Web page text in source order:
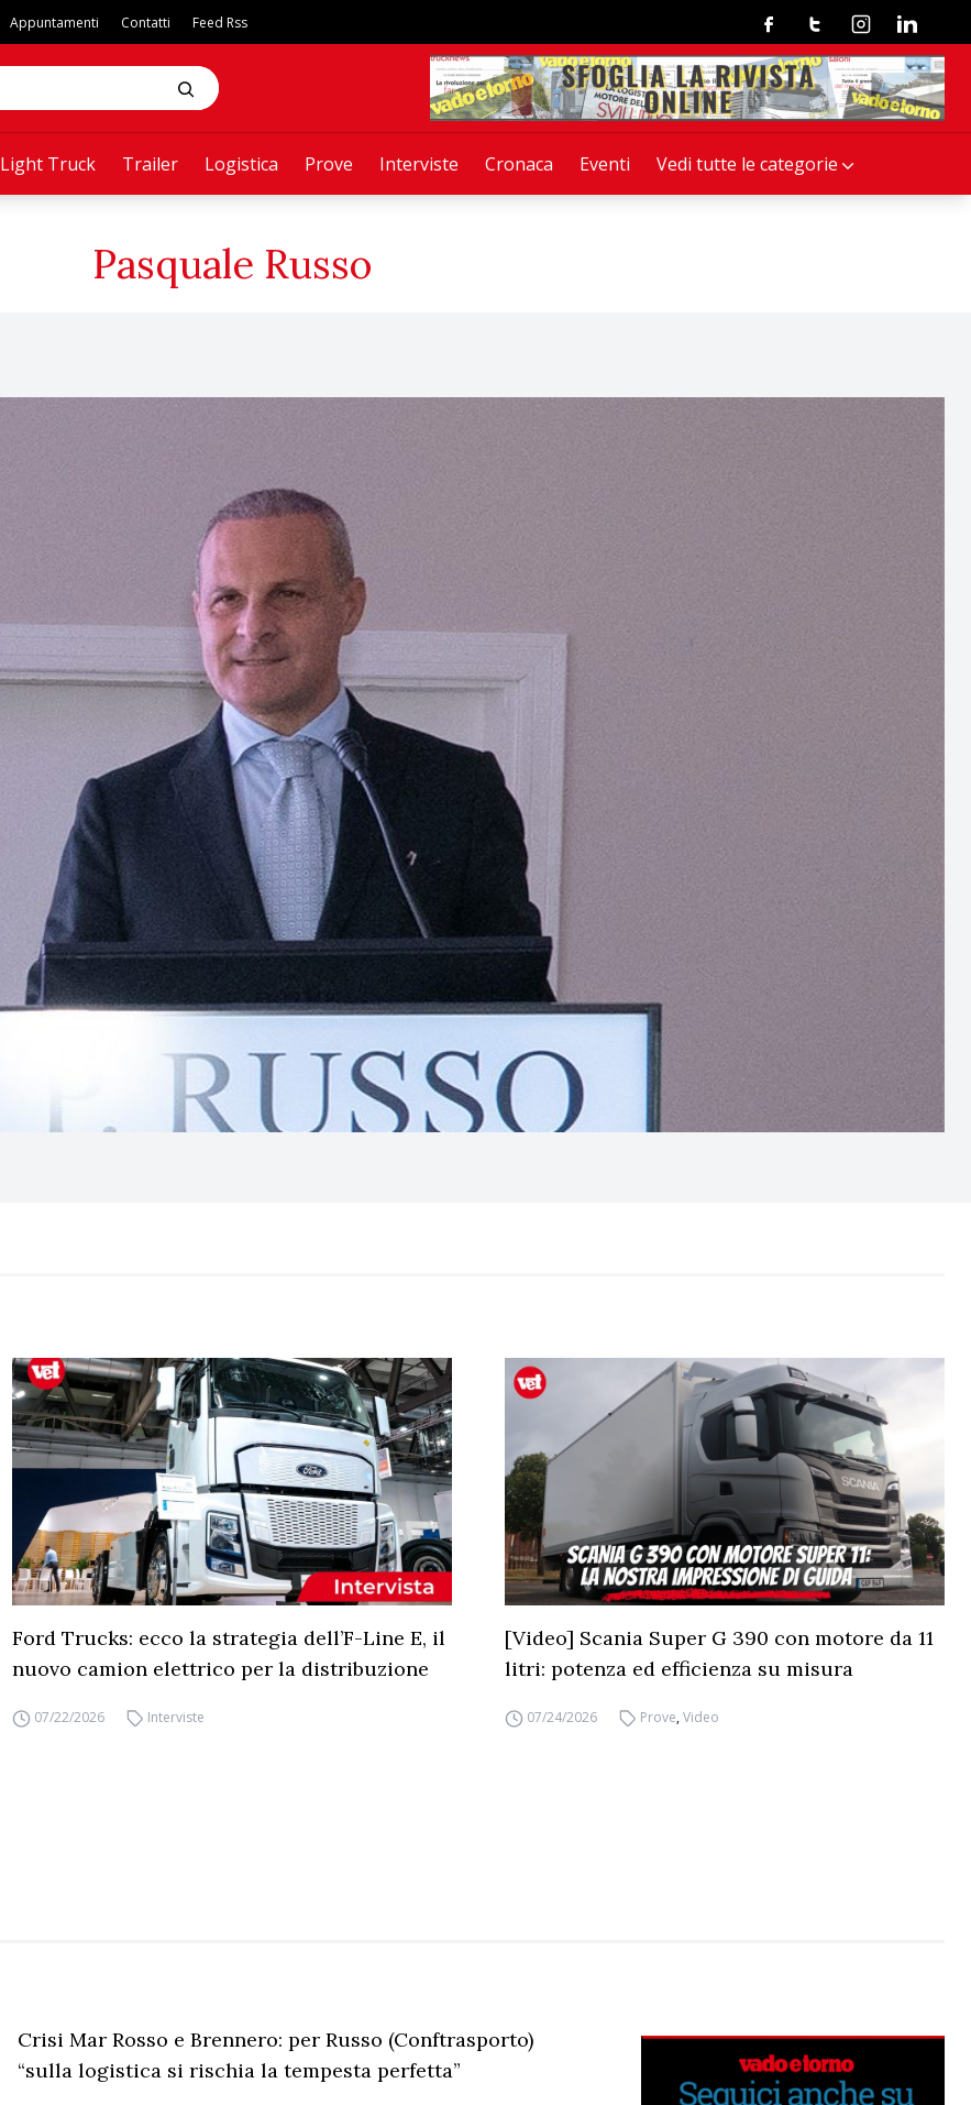
Light Truck Trailer Logistica Prove Interviste Cronaca Eventi Vedi tutte le categorie
Appuntamenti Contatti Feed Rss FacebookTwitterInstagramLinkedin
Pasquale Russo
Ford Trucks: ecco la strategia dell’F-Line E, il
nuovo camion elettrico per la distribuzione
07/22/2026 Interviste
[Video] Scania Super G 390 con motore da 11
litri: potenza ed efficienza su misura
07/24/2026 Prove,Video
Crisi Mar Rosso e Brennero: per Russo (Conftrasporto)
“sulla logistica si rischia la tempesta perfetta”